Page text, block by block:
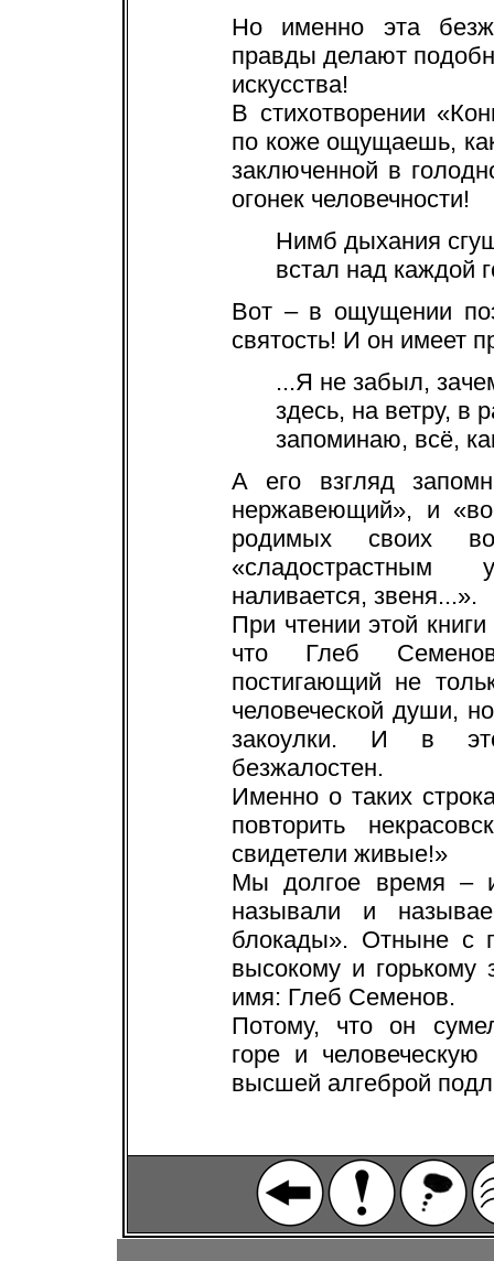
Но именно эта
правды делают
искусства!
В стихотворении
по коже ощущаешь,
заключенной в
огонек человечности!
Нимб дыхания
встал над каждой
Вот – в ощущении
святость! И он имеет
...Я не забыл,
здесь, на ветру, в
запоминаю, всё,
А его взгляд
нержавеющий», и
родимых своих
наливается, звеня...».
При чтении этой
что Глеб
постигающий не
человеческой души,
закоулки. И в
безжалостен.
Именно о таких
повторить
свидетели живые!»
Мы долгое время –
называли и
блокады». Отныне с
высокому и
имя: Глеб Семенов.
Потому, что он
горе и
высшей алгеброй